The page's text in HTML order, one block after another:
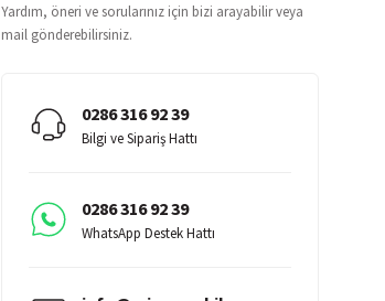
Yardım, öneri ve sorularınız için bizi arayabilir veya
mail gönderebilirsiniz.
0286 316 92 39
Bilgi ve Sipariş Hattı
0286 316 92 39
WhatsApp Destek Hattı